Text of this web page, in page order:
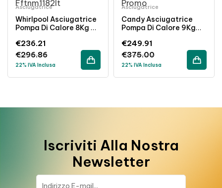
Asciugatrice
Whirlpool Asciugatrice
Pompa Di Calore 8Kg 6°
FFTNM1182IT
€296.86
€236.21
22% IVA Inclusa
Asciugatrice
Candy Asciugatrice
Pompa Di Calore 9Kg
Bianco
€375.00
€249.91
22% IVA Inclusa
Iscriviti Alla Nostra
Newsletter